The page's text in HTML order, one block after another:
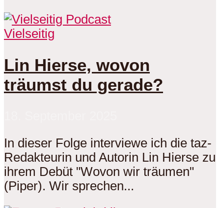
Vielseitig
Lin Hierse, wovon
träumst du gerade?
In dieser Folge interviewe ich die taz-
Redakteurin und Autorin Lin Hierse zu
ihrem Debüt "Wovon wir träumen"
(Piper). Wir sprechen...